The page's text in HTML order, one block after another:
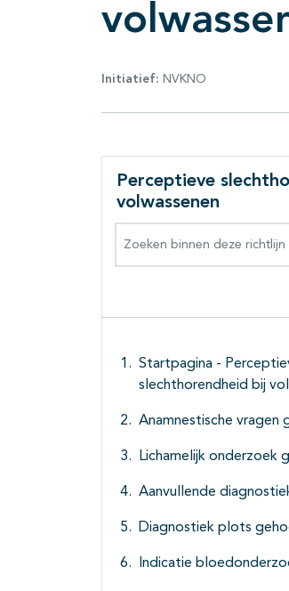
Initiatief: NVKNO
Perceptieve
volwassenen
Startpagina -
slechthorendheid bij
Anamnestische vragen
Lichamelijk onderzoek
Aanvullende
Diagnostiek plots
Indicatie